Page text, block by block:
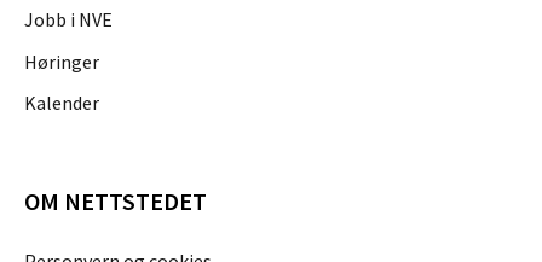
Jobb i NVE
Høringer
Kalender
OM NETTSTEDET